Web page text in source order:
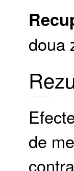
doua
de